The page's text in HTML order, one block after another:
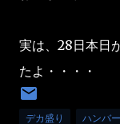
実は、28日本日
たよ・・・・
デカ盛り ハンバ